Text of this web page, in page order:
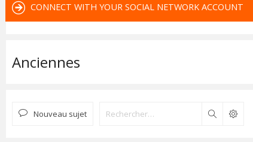
CONNECT WITH YOUR SOCIAL NETWORK ACCOUNT
Anciennes
Nouveau sujet Rechercher